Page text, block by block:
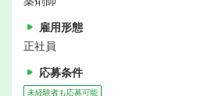
雇用形態
正社員
応募条件
未経験者も応募可能